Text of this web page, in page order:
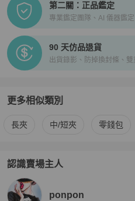
第二關：正品鑑定
專業鑑定團隊、AI 儀器鑑
90 天仿品退貨
出貨錄影、防掉換封條、雙
更多相似類別
更多Michael Kors女士錢包 / 小皮
長夾 中/短夾 零錢包
認識賣場主人
PopChill 拍拍圈嚴選賣家
ponpon